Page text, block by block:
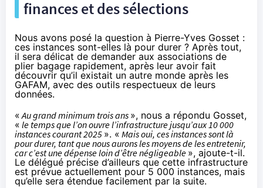
finances et des sélections
Nous avons posé la question à Pierre-Yves Gosset :
ces instances sont-elles là pour durer ? Après tout,
il sera délicat de demander aux associations de
plier bagage rapidement, après leur avoir fait
découvrir qu’il existait un autre monde après les
GAFAM, avec des outils respectueux de leurs
données.
«Au grand minimum trois ans », nous a répondu Gosset,
« le temps que l’on ouvre l’infrastructure jusqu’aux 10 000
instances courant 2025 ». « Mais oui, ces instances sont là
pour durer, tant que nous aurons les moyens de les entretenir,
car c’est une dépense loin d’être négligeable », ajoute-t-il.
Le délégué précise d’ailleurs que cette infrastructure
est prévue actuellement pour 5 000 instances, mais
qu’elle sera étendue facilement par la suite.